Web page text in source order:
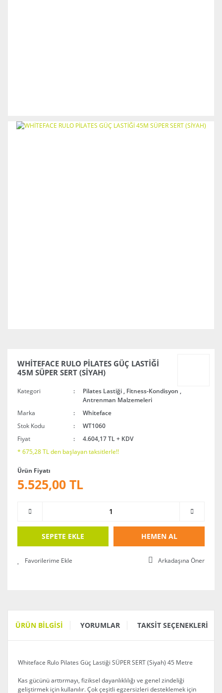
WHİTEFACE RULO PİLATES GÜÇ LASTİĞİ
45M SÜPER SERT (SİYAH)
Kategori Pilates Lastiği, Fitness-Kondisyon ,
Antrenman Malzemeleri
Marka
Whiteface
Stok Kodu
WT1060
Fiyat
4.604,17 TL + KDV
* 675,28 TL den başlayan taksitlerle!!
Ürün Fiyatı
5.525,00 TL
SEPETE EKLE HEMEN AL
Arkadaşına Öner
ÜRÜN BILGISI YORUMLAR TAKSIT SEÇENEKLERI
Whiteface Rulo Pilates Güç Lastiği SÜPER SERT (Siyah) 45 Metre
Kas gücünü arttırmayı, fiziksel dayanlıklılığı ve genel zindeliği
geliştirmek için kullanılır. Çok çeşitli egzersizleri desteklemek için